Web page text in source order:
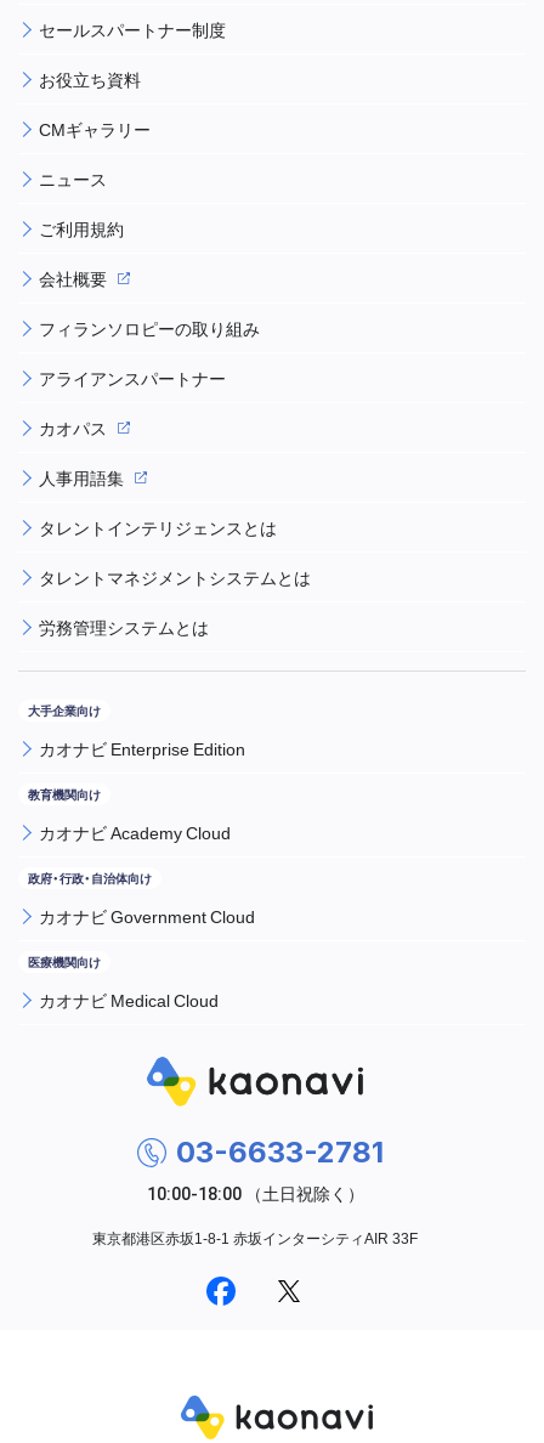
セールスパートナー制度
お役立ち資料
CMギャラリー
ニュース
ご利用規約
会社概要
フィランソロピーの取り組み
アライアンスパートナー
カオパス
人事用語集
タレントインテリジェンスとは
タレントマネジメントシステムとは
労務管理システムとは
カオナビ Enterprise Edition
カオナビ Academy Cloud
カオナビ Government Cloud
カオナビ Medical Cloud
03-6633-2781
東京都港区赤坂1-8-1 赤坂インターシティAIR 33F